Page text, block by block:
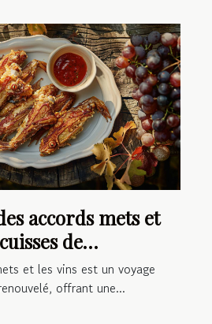
accords mets et
de
et les vins est un voyage
offrant une...